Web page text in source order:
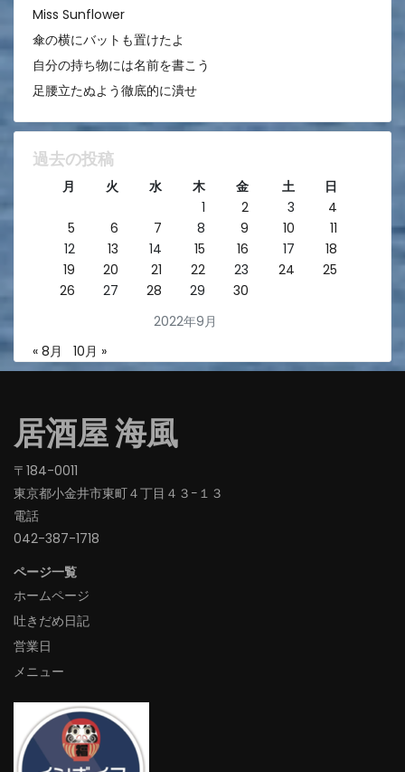
Miss Sunflower
傘の横にバットも置けたよ
自分の持ち物には名前を書こう
足腰立たぬよう徹底的に潰せ
過去の投稿
2022年9月
月 火 水 木 金 土
日
1
2 3
4
5
6 7 8 9 10
11
12
13 14 15 16 17
18
19
20 21 22 23 24
25
26
27 28 29 30
« 8月 10月 »
居酒屋 海風
〒184-0011
東京都小金井市東町４丁目４３−１３
電話
042-387-1718‬
ページ一覧
ホームページ
吐きだめ日記
営業日
メニュー